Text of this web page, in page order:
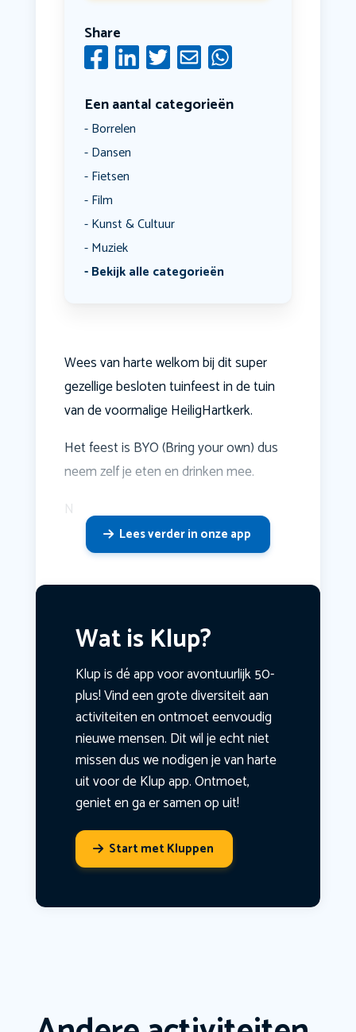
Share
Een aantal categorieën
Borrelen
Dansen
Fietsen
Film
Kunst & Cultuur
Muziek
Bekijk alle categorieën
Wees van harte welkom bij dit super
gezellige besloten tuinfeest in de tuin
van de voormalige HeiligHartkerk.
Het feest is BYO (Bring your own) dus
neem zelf je eten en drinken mee.
N
Lees verder in onze app
Wat is Klup?
Klup is dé app voor avontuurlijk 50-
plus! Vind een grote diversiteit aan
activiteiten en ontmoet eenvoudig
nieuwe mensen. Dit wil je echt niet
missen dus we nodigen je van harte
uit voor de Klup app. Ontmoet,
geniet en ga er samen op uit!
Start met Kluppen